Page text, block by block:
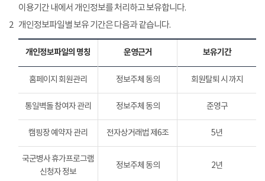
이용기간 내에서 개인정보를 처리하고 보유합니다.
2 개인정보파일별 보유 기간은 다음과 같습니다.
개인정보파일의 명칭 운영근거 보유기간
홈페이지 회원관리 정보주체 동의 회원탈퇴 시 까지
통일벽돌 참여자 관리 정보주체 동의 준영구
캠핑장 예약자 관리 전자상거래법 제6조 5년
국군병사 휴가프로그램
신청자 정보
정보주체 동의 2년